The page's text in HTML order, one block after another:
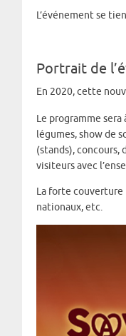
L’événement se
Portrait de
En 2020, cette
Le programme
légumes, show de
(stands), concours,
visiteurs avec
La forte couverture
nationaux, etc.